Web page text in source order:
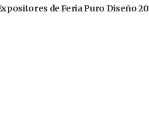
de Feria Puro Diseño